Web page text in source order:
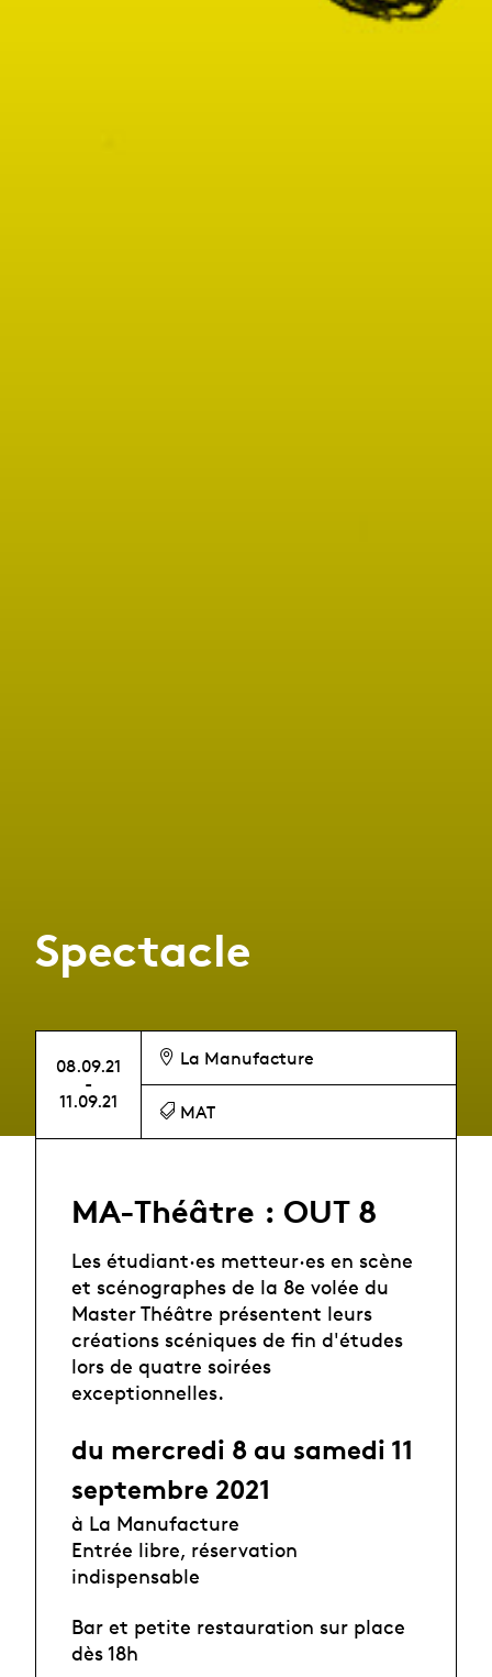
Spectacle
08.09.21
-
11.09.21
La Manufacture
MAT
MA-Théâtre : OUT 8
Les étudiant·es metteur·es en scène
et scénographes de la 8e volée du
Master Théâtre présentent leurs
créations scéniques de fin d'études
lors de quatre soirées
exceptionnelles.
du mercredi 8 au samedi 11
septembre 2021
à La Manufacture
Entrée libre, réservation
indispensable
Bar et petite restauration sur place
dès 18h